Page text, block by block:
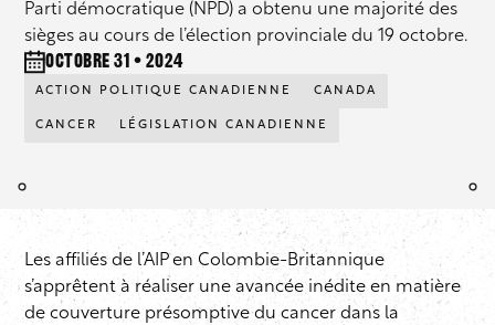
Parti démocratique (NPD) a obtenu une majorité des
sièges au cours de l’élection provinciale du 19 octobre.
octobre 31 • 2024
ACTION POLITIQUE CANADIENNE CANADA
CANCER LÉGISLATION CANADIENNE
Les affiliés de l’AIP en Colombie-Britannique
s’apprêtent à réaliser une avancée inédite en matière
de couverture présomptive du cancer dans la